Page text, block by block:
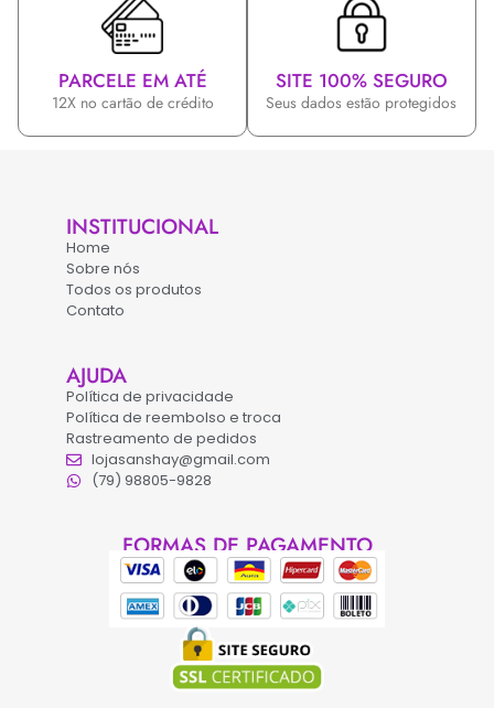
PARCELE EM ATÉ
12X no cartão de crédito
SITE 100% SEGURO
Seus dados estão protegidos
INSTITUCIONAL
Home
Sobre nós
Todos os produtos
Contato
AJUDA
Política de privacidade
Política de reembolso e troca
Rastreamento de pedidos
lojasanshay@gmail.com
(79) 98805-9828
FORMAS DE PAGAMENTO